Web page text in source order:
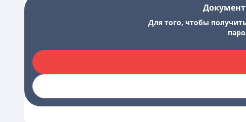
Для того, чтобы